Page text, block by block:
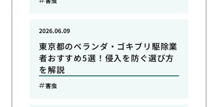
東京都のベランダ・ゴキブリ駆除業
者おすすめ5選！侵入を防ぐ選び方
を解説
2026.06.09
害虫